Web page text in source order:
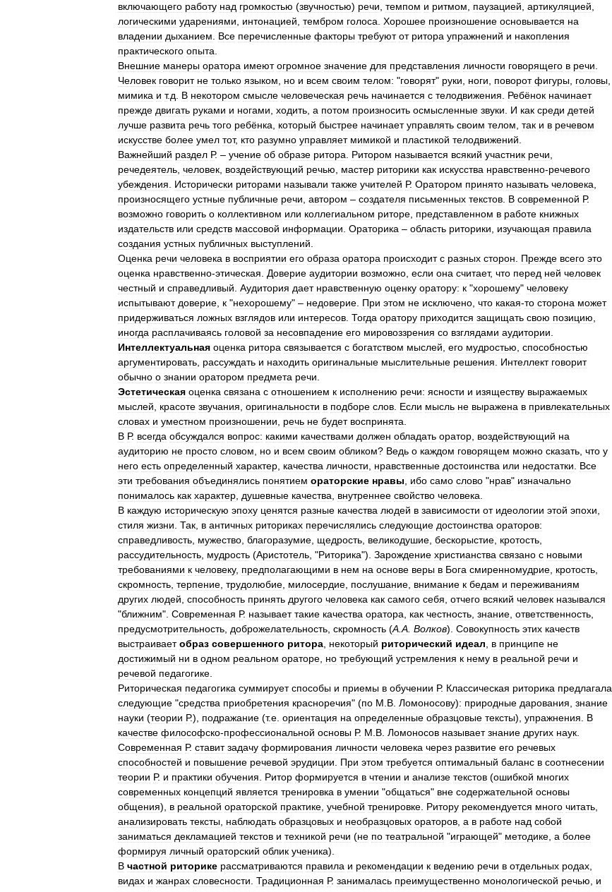
включающего работу над громкостью (звучностью) речи темпом и ритмом паузацией артикуляцией
логическими ударениями интонацией тембром голоса Хорошее произношение основывается на
владении дыханием Все перечисленные факторы требуют от ритора упражнений и накопления
практического опыта
Внешние манеры оратора имеют огромное значение для представления личности говорящего в речи
Человек говорит не только языком но и всем своим телом: "говорят" руки ноги поворот фигуры головы
мимика и т.д В некотором смысле человеческая речь начинается с телодвижения Ребёнок начинает
прежде двигать руками и ногами ходить а потом произносить осмысленные звуки И как среди детей
лучше развита речь того ребёнка который быстрее начинает управлять своим телом так и в речевом
искусстве более умел тот, кто разумно управляет мимикой и пластикой телодвижений
Важнейший раздел Р. – учение об образе ритора Ритором называется всякий участник речи
речедеятель человек воздействующий речью мастер риторики как искусства нравственно-речевого
убеждения
Исторически риторами называли также учителей Р. Оратором принято называть человека
произносящего устные публичные речи автором – создателя письменных текстов В современной Р.
возможно говорить о коллективном или коллегиальном риторе представленном в работе книжных
издательств или средств массовой информации Ораторика – область риторики изучающая правила
создания устных публичных выступлений
Оценка речи человека в восприятии его образа оратора происходит с разных сторон Прежде всего это
оценка нравственно-этическая Доверие аудитории возможно если она считает, что перед ней человек
честный и справедливый Аудитория дает нравственную оценку оратору: к "хорошему" человеку
испытывают доверие к "нехорошему" – недоверие При этом не исключено что какая-то сторона может
придерживаться ложных взглядов или интересов Тогда оратору приходится защищать свою позицию
иногда расплачиваясь головой за несовпадение его мировоззрения со взглядами аудитории
Интеллектуальная оценка ритора связывается с богатством мыслей его мудростью способностью
аргументировать рассуждать и находить оригинальные мыслительные решения Интеллект говорит
обычно о знании оратором предмета речи
Эстетическая оценка связана с отношением к исполнению речи: ясности и изяществу выражаемых
мыслей
красоте звучания оригинальности в подборе слов Если мысль не выражена в привлекательных
словах и уместном произношении речь не будет воспринята
В Р. всегда обсуждался вопрос: какими качествами должен обладать оратор воздействующий на
аудиторию не просто словом но и всем своим обликом? Ведь о каждом говорящем можно сказать что у
него есть определенный характер качества личности нравственные достоинства или недостатки
Все
эти требования объединялись понятием ораторские нравы ибо само слово "нрав" изначально
понималось как характер душевные качества внутреннее свойство человека
В каждую историческую эпоху ценятся разные качества людей в зависимости от идеологии этой эпохи
стиля жизни Так в античных риториках перечислялись следующие достоинства ораторов:
справедливость мужество благоразумие щедрость великодушие бескорыстие кротость
рассудительность мудрость (Аристотель , "Риторика"). Зарождение христианства связано с новыми
требованиями к человеку, предполагающими в нем на основе веры в Бога смиренномудрие кротость
скромность терпение трудолюбие милосердие послушание внимание к бедам и переживаниям
других людей способность принять другого человека как самого себя отчего всякий человек назывался
"ближним". Современная Р. называет такие качества оратора как честность знание ответственность
предусмотрительность доброжелательность скромность (А А Волков). Совокупность этих качеств
выстраивает образ совершенного ритора некоторый риторический идеал в принципе не
достижимый ни в одном реальном ораторе но требующий устремления к нему в реальной речи и
речевой педагогике
Риторическая педагогика суммирует способы и приемы в обучении Р. Классическая риторика предлагала
следующие "средства приобретения красноречия" (по М В Ломоносову): природные дарования знание
науки (теории Р.), подражание (т.е ориентация на определенные образцовые тексты), упражнения
В
качестве философско-профессиональной основы Р. М В Ломоносов называет знание других наук
Современная Р. ставит задачу формирования личности человека через развитие его речевых
способностей и повышение речевой эрудиции При этом требуется оптимальный баланс в соотнесении
теории Р. и практики обучения Ритор формируется в чтении и анализе текстов (ошибкой многих
современных концепций является тренировка в умении "общаться" вне содержательной основы
общения), в реальной ораторской практике учебной тренировке Ритору рекомендуется много читать
анализировать тексты наблюдать образцовых и необразцовых ораторов а в работе над собой
заниматься декламацией текстов и техникой речи (не по театральной "играющей" методике а более
формируя личный ораторский облик ученика).
В частной риторике рассматриваются правила и рекомендации к ведению речи в отдельных родах
видах и жанрах словесности Традиционная Р. занималась преимущественно монологической речью
и